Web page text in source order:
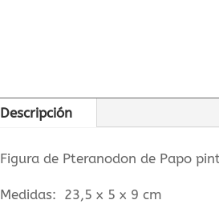
Descripción
Figura de Pteranodon de Papo
Medidas: 23,5 x 5 x 9 cm